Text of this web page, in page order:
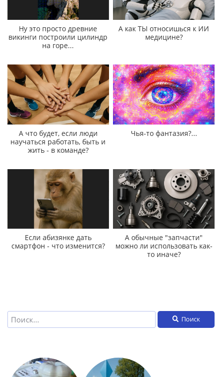
Ну это просто древние
викинги построили цилиндр
на горе...
А как ТЫ относишься к ИИ
медицине?
А что будет, если люди
научаться работать, быть и
жить - в команде?
Чья-то фантазия?...
Если абизянке дать
смартфон - что изменится?
А обычные "запчасти"
можно ли использовать как-
то иначе?
Поиск